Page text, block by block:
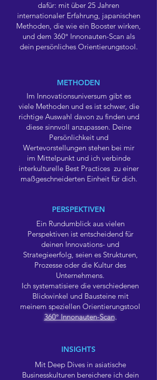
dafür: mit über 25 Jahren
internationaler Erfahrung, japanischen
Methoden, die wie ein Booster wirken,
und dem 360° Innonauten-Scan als
dein persönliches Orientierungstool.
METHODEN
Im Innovationsuniversum gibt es
viele Methoden und es ist schwer, die
richtige Auswahl davon zu finden und
diese sinnvoll anzupassen. Deine
Persönlichkeit und
Wertevorstellungen stehen bei mir
im Mittelpunkt und ich verbinde
interkulturelle Best Practices zu einer
maßgeschneiderten Einheit für dich.
PERSPEKTIVEN
Ein Rundumblick aus vielen
Perspektiven ist entscheidend für
deinen Innovations- und
Strategieerfolg, seien es Strukturen,
Prozesse oder die Kultur des
Unternehmens.
Ich systematisiere die verschiedenen
Blickwinkel und Bausteine mit
meinem speziellen Orientierungstool
360° Innonauten-Scan.
INSIGHTS
Mit Deep Dives in asiatische
Businesskulturen bereichere ich dein